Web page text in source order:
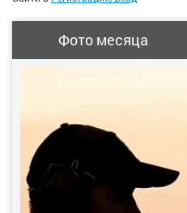
Фото месяца